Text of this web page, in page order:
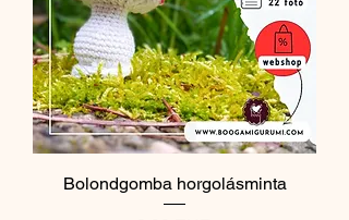
Bolondgomba horgolásminta